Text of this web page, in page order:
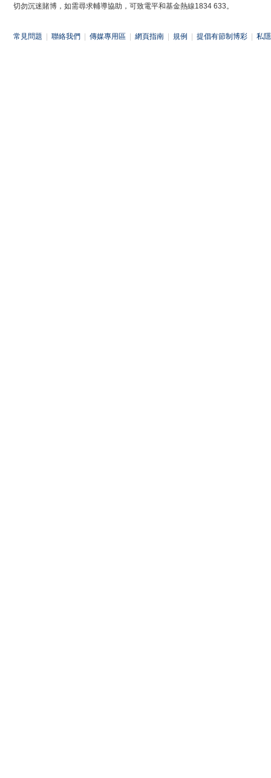
切勿沉迷賭博，如需尋求輔導協助，可致電平和基金熱線1834 633。
常見問題 聯絡我們 傳媒專用區 網頁指南 規例 提倡有節制博彩 私